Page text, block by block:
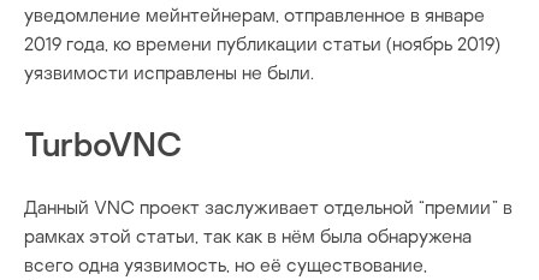
уведомление мейнтейнерам, отправленное в январе
2019 года, ко времени публикации статьи (ноябрь 2019)
уязвимости исправлены не были.
TurboVNC
Данный VNC проект заслуживает отдельной “премии” в
рамках этой статьи, так как в нём была обнаружена
всего одна уязвимость, но её существование,